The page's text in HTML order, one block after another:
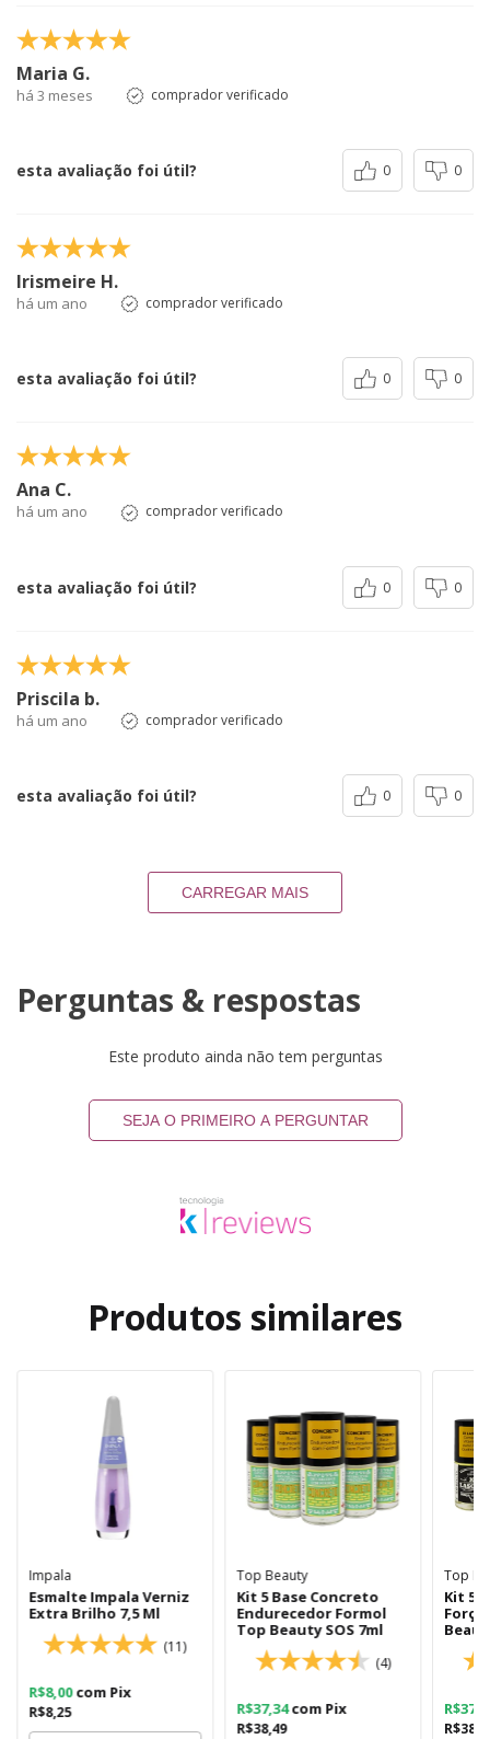
Maria G.
há 3 meses comprador verificado
esta avaliação foi útil? 0 0
Irismeire H.
há um ano comprador verificado
esta avaliação foi útil? 0 0
Ana C.
há um ano comprador verificado
esta avaliação foi útil? 0 0
Priscila b.
há um ano comprador verificado
esta avaliação foi útil? 0 0
CARREGAR MAIS
Perguntas & respostas
Este produto ainda não tem perguntas
SEJA O PRIMEIRO A PERGUNTAR
Produtos similares
Impala
Esmalte Impala Verniz
Extra Brilho 7,5 Ml
(11)
R$8,25
R$8,00com Pix
Top Beauty
Kit 5 Base Concreto
Endurecedor Formol
Top Beauty SOS 7ml
(4)
R$38,49
R$37,34com Pix
Top
Kit 5